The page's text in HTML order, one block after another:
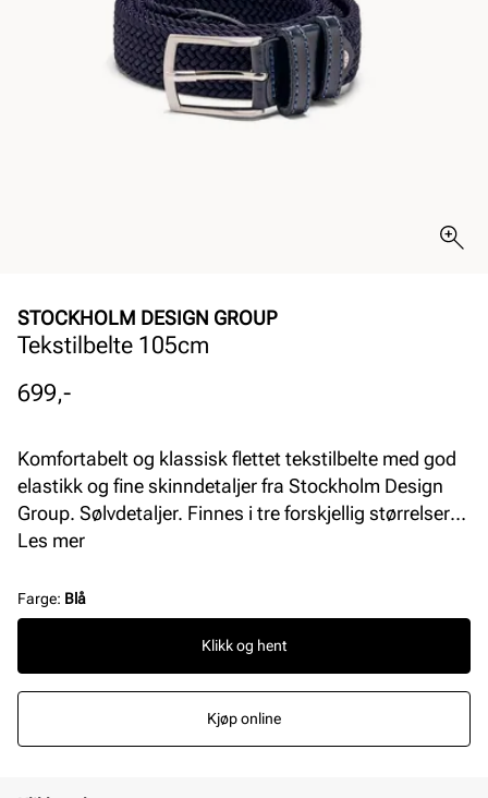
STOCKHOLM DESIGN GROUP
Tekstilbelte 105cm
Pris
699,-
Komfortabelt og klassisk flettet tekstilbelte med god
elastikk og fine skinndetaljer fra Stockholm Design
Group. Sølvdetaljer. Finnes i tre forskjellig størrelser:
95, 105 og 115 cm.
Les mer
Farge: Blå
Klikk og hent
Kjøp online